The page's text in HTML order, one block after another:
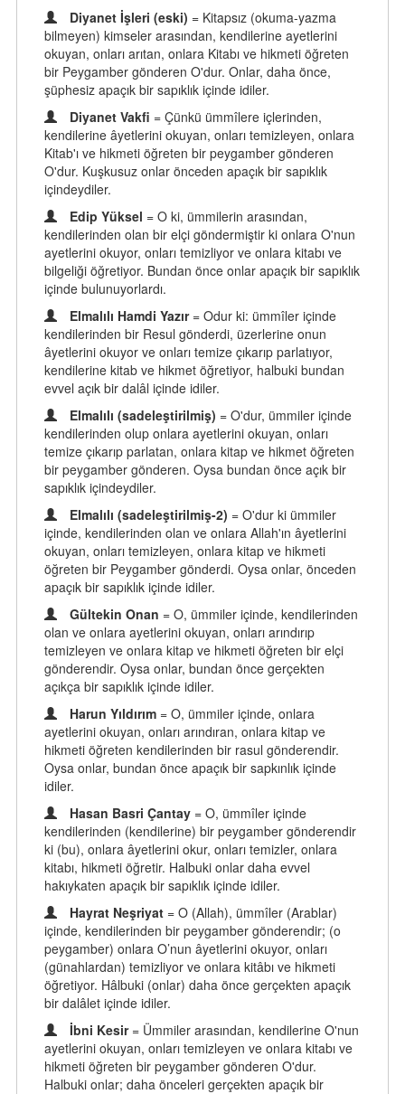
Diyanet İşleri (eski) = Kitapsız (okuma-yazma
bilmeyen) kimseler arasından, kendilerine ayetlerini
okuyan, onları arıtan, onlara Kitabı ve hikmeti öğreten
bir Peygamber gönderen O'dur. Onlar, daha önce,
şüphesiz apaçık bir sapıklık içinde idiler.
Diyanet Vakfi = Çünkü ümmîlere içlerinden,
kendilerine âyetlerini okuyan, onları temizleyen, onlara
Kitab'ı ve hikmeti öğreten bir peygamber gönderen
O'dur. Kuşkusuz onlar önceden apaçık bir sapıklık
içindeydiler.
Edip Yüksel = O ki, ümmilerin arasından,
kendilerinden olan bir elçi göndermiştir ki onlara O'nun
ayetlerini okuyor, onları temizliyor ve onlara kitabı ve
bilgeliği öğretiyor. Bundan önce onlar apaçık bir sapıklık
içinde bulunuyorlardı.
Elmalılı Hamdi Yazır = Odur ki: ümmîler içinde
kendilerinden bir Resul gönderdi, üzerlerine onun
âyetlerini okuyor ve onları temize çıkarıp parlatıyor,
kendilerine kitab ve hikmet öğretiyor, halbuki bundan
evvel açık bir dalâl içinde idiler.
Elmalılı (sadeleştirilmiş) = O'dur, ümmiler içinde
kendilerinden olup onlara ayetlerini okuyan, onları
temize çıkarıp parlatan, onlara kitap ve hikmet öğreten
bir peygamber gönderen. Oysa bundan önce açık bir
sapıklık içindeydiler.
Elmalılı (sadeleştirilmiş-2) = O'dur ki ümmiler
içinde, kendilerinden olan ve onlara Allah'ın âyetlerini
okuyan, onları temizleyen, onlara kitap ve hikmeti
öğreten bir Peygamber gönderdi. Oysa onlar, önceden
apaçık bir sapıklık içinde idiler.
Gültekin Onan = O, ümmiler içinde, kendilerinden
olan ve onlara ayetlerini okuyan, onları arındırıp
temizleyen ve onlara kitap ve hikmeti öğreten bir elçi
gönderendir. Oysa onlar, bundan önce gerçekten
açıkça bir sapıklık içinde idiler.
Harun Yıldırım = O, ümmiler içinde, onlara
ayetlerini okuyan, onları arındıran, onlara kitap ve
hikmeti öğreten kendilerinden bir rasul gönderendir.
Oysa onlar, bundan önce apaçık bir sapkınlık içinde
idiler.
Hasan Basri Çantay = O, ümmîler içinde
kendilerinden (kendilerine) bir peygamber gönderendir
ki (bu), onlara âyetlerini okur, onları temizler, onlara
kitabı, hikmeti öğretir. Halbuki onlar daha evvel
hakıykaten apaçık bir sapıklık içinde idiler.
Hayrat Neşriyat = O (Allah), ümmîler (Arablar)
içinde, kendilerinden bir peygamber gönderendir; (o
peygamber) onlara O’nun âyetlerini okuyor, onları
(günahlardan) temizliyor ve onlara kitâbı ve hikmeti
öğretiyor. Hâlbuki (onlar) daha önce gerçekten apaçık
bir dalâlet içinde idiler.
İbni Kesir = Ümmiler arasından, kendilerine O'nun
ayetlerini okuyan, onları temizleyen ve onlara kitabı ve
hikmeti öğreten bir peygamber gönderen O'dur.
Halbuki onlar; daha önceleri gerçekten apaçık bir